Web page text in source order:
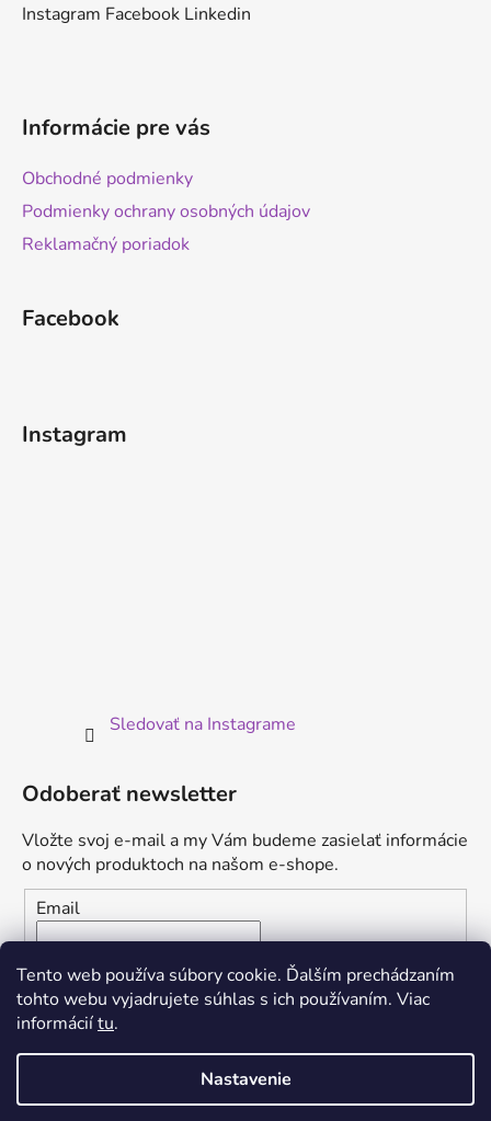
Tento web používa súbory cookie. Ďalším prechádzaním
tohto webu vyjadrujete súhlas s ich používaním. Viac
informáciítu.
Nastavenie
Instagram Facebook Linkedin
Informácie pre vás
Obchodné podmienky
Podmienky ochrany osobných údajov
Reklamačný poriadok
Facebook
Instagram
Sledovať na Instagrame
Odoberať newsletter
Vložte svoj e-mail a my Vám budeme zasielať informácie
o nových produktoch na našom e-shope.
Email
Vložením e-mailu súhlasíte s
podmienkami ochrany
osobných údajov